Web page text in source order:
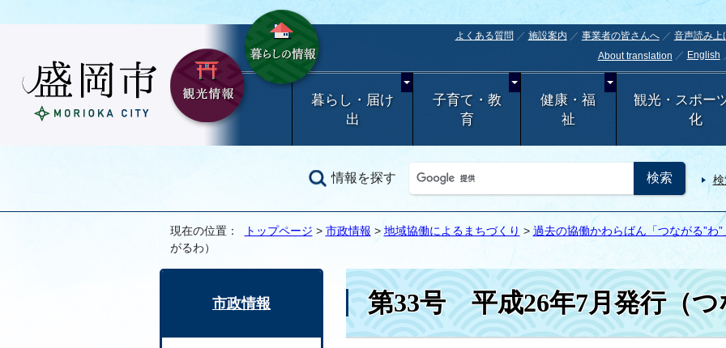
よくある質問 施設案内 事業者の皆さんへ 音声読み上
About translation
English
暮らし・届け
出
子育て・教
育
健康・福
祉
観光・スポー
化
情報を探す
現在の位置： トップページ > 市政情報 > 地域協働によるまちづくり > 過去の協働かわらばん「つながる”わ”
がるわ）
第33号 平成26年7月発行（つ
市政情報